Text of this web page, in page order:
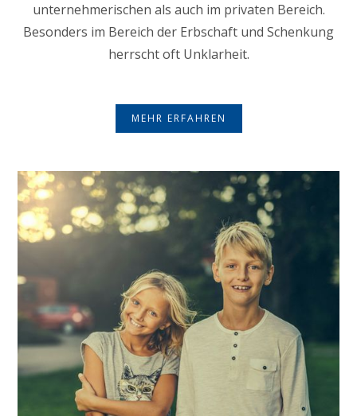
unternehmerischen als auch im privaten Bereich.
Besonders im Bereich der Erbschaft und Schenkung
herrscht oft Unklarheit.
MEHR ERFAHREN